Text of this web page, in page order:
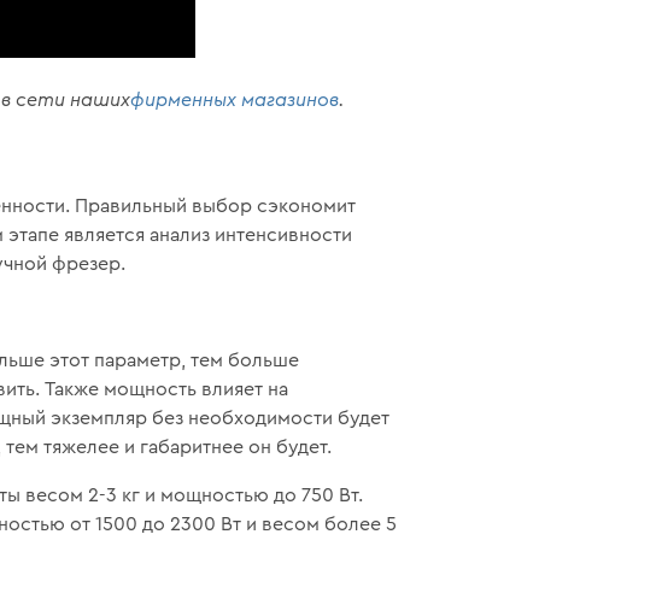
сети нашихфирменных магазинов.
Правильный выбор сэкономит
является анализ интенсивности
фрезер.
этот параметр, тем больше
Также мощность влияет на
экземпляр без необходимости будет
тяжелее и габаритнее он будет.
весом 2-3 кг и мощностью до 750 Вт.
от 1500 до 2300 Вт и весом более 5